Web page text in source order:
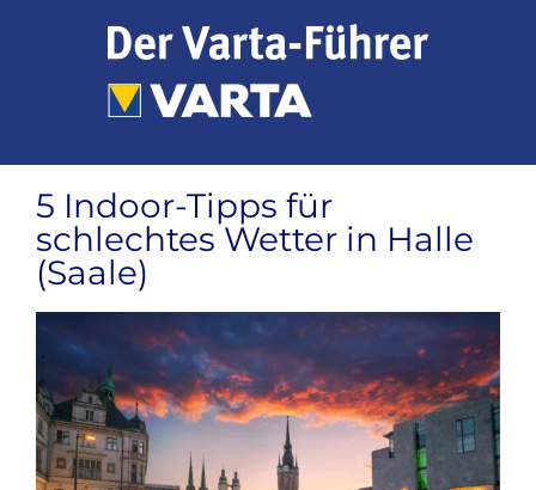
5 Indoor-Tipps für
schlechtes Wetter in Halle
(Saale)
grösseres
Bild